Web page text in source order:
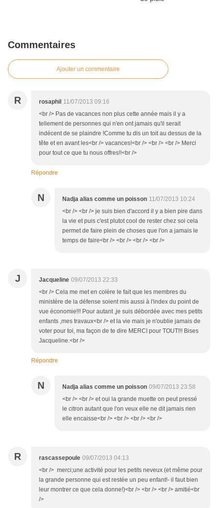
Commentaires
Ajouter un commentaire
R rosaphil 11/07/2013 09:16
<br /> Pas de vacances non plus cette année mais il y a
tellement de personnes qui n'en ont jamais qu'il serait
indécent de se plaindre !Comme tu dis un toit au dessus de la
tête et en avant les<br /> vacances!<br /> <br /> <br /> Merci
pour tout ce que tu nous offres!!<br />
Répondre
N Nadja alias comme un poisson 11/07/2013 10:24
<br /> <br /> je suis bien d'accord il y a bien pire dans
la vie et puis c'est plutot cool de rester chez soi cela
permet de faire plein de choses que l'on a jamais le
temps de faire<br /> <br /> <br /> <br />
J Jacqueline 09/07/2013 22:33
<br /> Cela me met en colère le fait que les membres du
ministère de la défense soient mis aussi à l'index du point de
vue économie!!! Pour autant ,je suis débordée avec mes petits
enfants ,mes travaux<br /> et la vie mais je n'oublie jamais de
voter pour toi, ma façon de te dire MERCI pour TOUT!!! Bises
Jacqueline.<br />
Répondre
N Nadja alias comme un poisson 09/07/2013 23:58
<br /> <br /> et oui la grande muette on peut pressé
le citron autant que l'on veux elle ne dit jamais rien
elle encaisse<br /> <br /> <br /> <br />
R rascassepoule 09/07/2013 04:13
<br /> merci;une activité pour les petits neveux (et même pour
la grande personne qui est restée un peu enfant!- il faut bien
leur montrer ce que cela donne!)<br /> <br /> <br /> amitié<br
/>